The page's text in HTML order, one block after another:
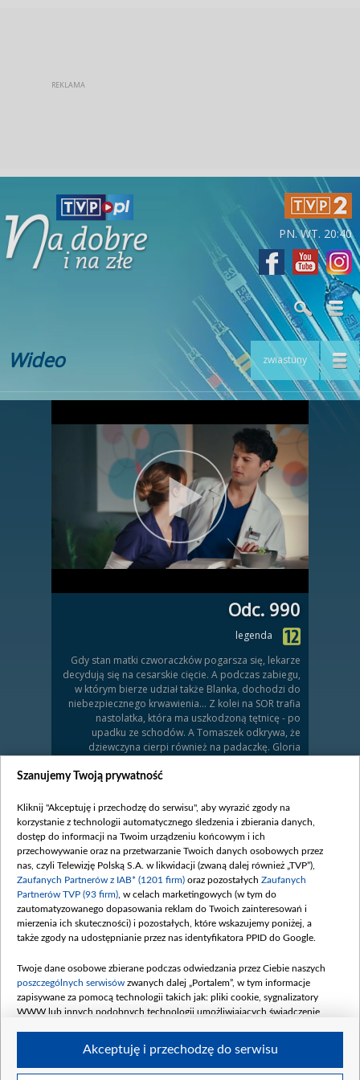
PN. WT. 20:40
Wideo zwiastuny
Odc. 990
legenda
Gdy stan matki czworaczków pogarsza się, lekarze
decydują się na cesarskie cięcie. A podczas zabiegu,
w którym bierze udział także Blanka, dochodzi do
niebezpiecznego krwawienia... Z kolei na SOR trafia
nastolatka, która ma uszkodzoną tętnicę - po
upadku ze schodów. A Tomaszek odkrywa, że
dziewczyna cierpi również na padaczkę. Gloria
byłym ukochanym, że ostatnią noc spędziła u
pracy i próbuje udawać, że nic się nie wydarzyło,
choć jest o krok od załamania.
Zobacz również
Odc. 995
Do Leśnej Góry trafia...
Odc. 994
Doktor Homolka tym...
Szanujemy Twoją prywatność
Kliknij "Akceptuję i przechodzę do serwisu", aby wyrazić zgody na
korzystanie z technologii automatycznego śledzenia i zbierania danych,
dostęp do informacji na Twoim urządzeniu końcowym i ich
przechowywanie oraz na przetwarzanie Twoich danych osobowych przez
nas, czyli Telewizję Polską S.A. w likwidacji (zwaną dalej również „TVP”),
Zaufanych Partnerów z IAB* (1201 firm) oraz pozostałych Zaufanych
Partnerów TVP (93 firm) , w celach marketingowych (w tym do
zautomatyzowanego dopasowania reklam do Twoich zainteresowań i
mierzenia ich skuteczności) i pozostałych, które wskazujemy poniżej, a
także zgody na udostępnianie przez nas identyfikatora PPID do Google.
Twoje dane osobowe zbierane podczas odwiedzania przez Ciebie naszych
poszczególnych serwisów zwanych dalej „Portalem”, w tym informacje
zapisywane za pomocą technologii takich jak: pliki cookie, sygnalizatory
WWW lub innych podobnych technologii umożliwiających świadczenie
Akceptuję i przechodzę do serwisu